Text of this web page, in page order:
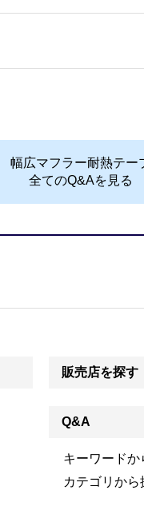
幅広マフラー耐熱テー
全てのQ&Aを見る
販売店を探す
Q&A
キーワードか
カテゴリから